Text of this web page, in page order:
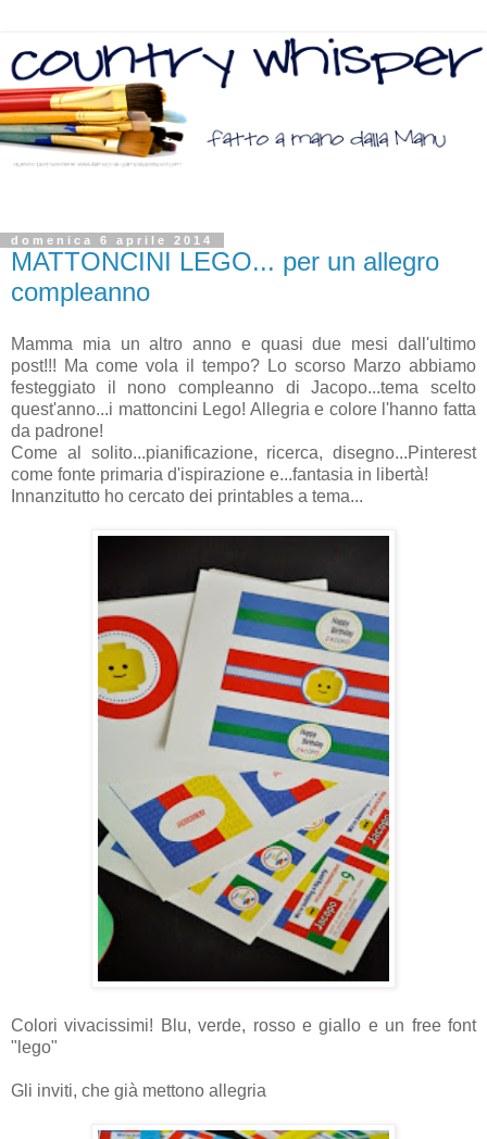
domenica 6 aprile 2014
MATTONCINI LEGO... per un allegro
compleanno
Mamma mia un altro anno e quasi due mesi dall'ultimo
post!!! Ma come vola il tempo? Lo scorso Marzo abbiamo
festeggiato il nono compleanno di Jacopo...tema scelto
quest'anno...i mattoncini Lego! Allegria e colore l'hanno fatta
da padrone!
Come al solito...pianificazione, ricerca, disegno...Pinterest
come fonte primaria d'ispirazione e...fantasia in libertà!
Innanzitutto ho cercato dei printables a tema...
Colori vivacissimi! Blu, verde, rosso e giallo e un free font
"lego"
Gli inviti, che già mettono allegria